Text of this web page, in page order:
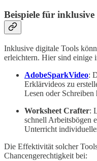
Beispiele für
Inklusive digitale Tools
erleichtern. Hier sind einige
AdobeSparkVideo:
Erklärvideos zu
Lesen oder Schreiben
Worksheet Crafter:
schnell Arbeitsbögen
Unterricht
Die Effektivität solcher
Chancengerechtigkeit bei: